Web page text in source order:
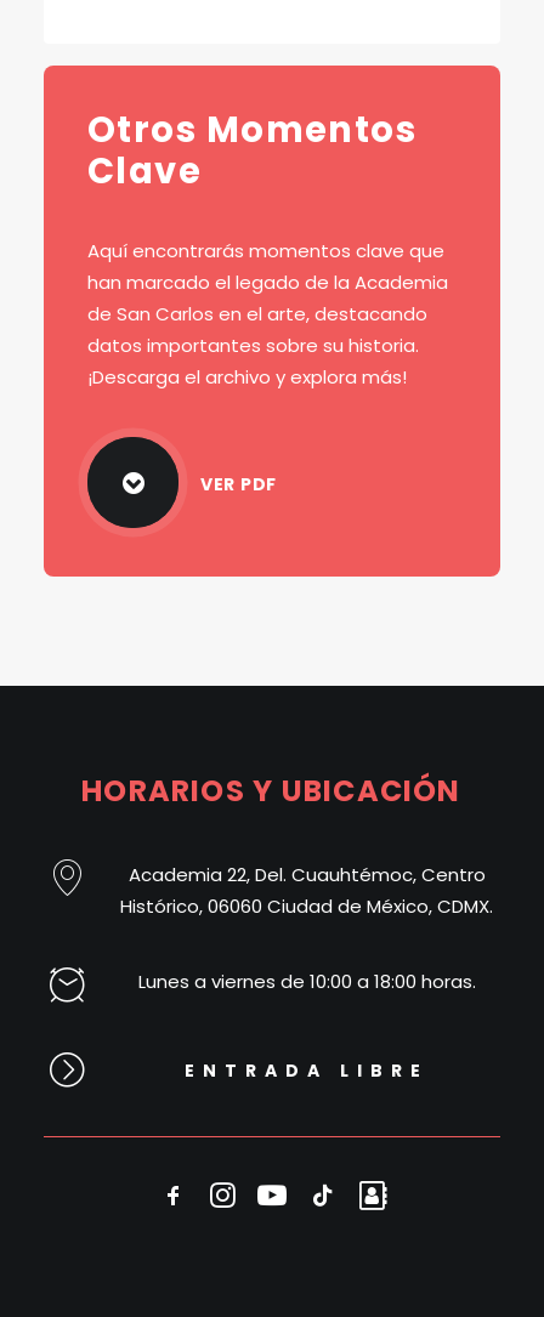
Otros Momentos
Clave
Aquí encontrarás momentos clave que
han marcado el legado de la Academia
de San Carlos en el arte, destacando
datos importantes sobre su historia.
¡Descarga el archivo y explora más!
VER PDF
HORARIOS Y UBICACIÓN
Academia 22, Del. Cuauhtémoc, Centro
Histórico, 06060 Ciudad de México, CDMX.
Lunes a viernes de 10:00 a 18:00 horas.
ENTRADA LIBRE